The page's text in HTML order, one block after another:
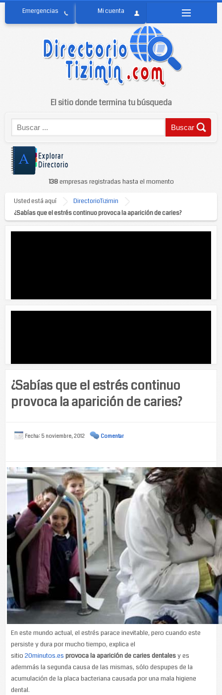
El sitio donde termina tu búsqueda
138empresas registradas hasta el momento
Usted está aquí
DirectorioTizimin
¿Sabías que el estrés continuo provoca la aparición de caries?
¿Sabías que el estrés continuo
provoca la aparición de caries?
Fecha: 5 noviembre, 2012 Comentar
En este mundo actual, el estrés parace inevitable, pero cuando este
persiste y dura por mucho tiempo, explica el
sitio 20minutos.es provoca la aparición de caries dentalesy es
ademmás la segunda causa de las mismas, sólo despupes de la
acumulación de la placa bacteriana causada por una mala higiene
dental.